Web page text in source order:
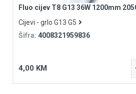
Fluo cijev T8 G13 36W 1200mm
Cijevi - grlo G13 G5
Šifra: 4008321959836
4,00 KM